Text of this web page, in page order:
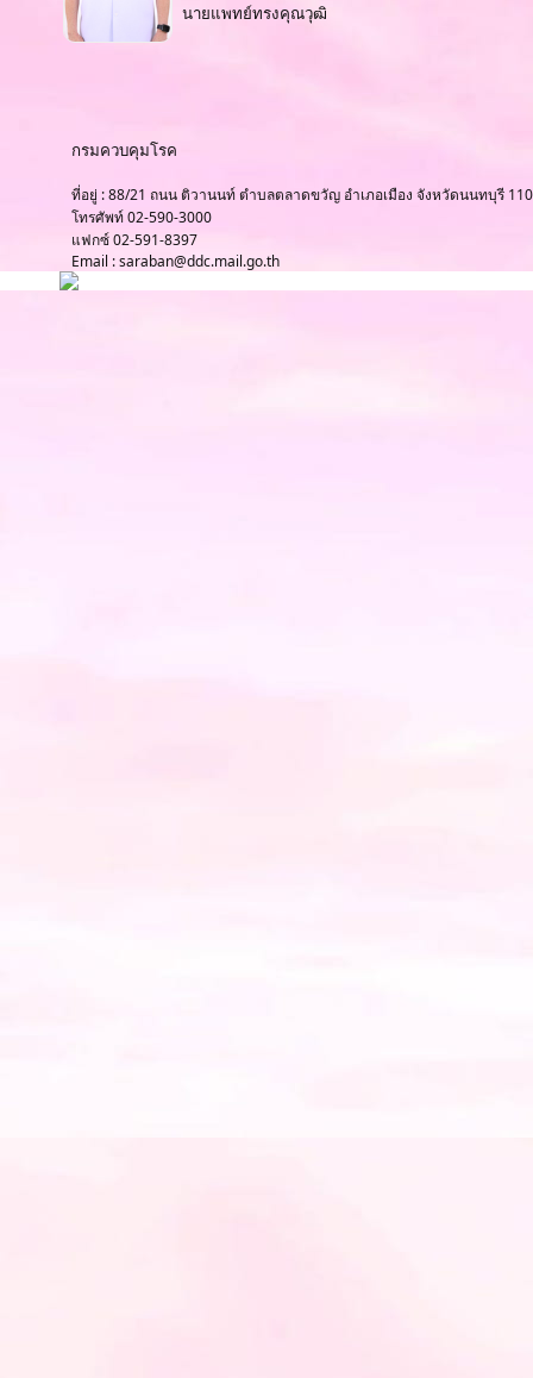
นายแพทย์ทรงคุณวุฒิ
กรมควบคุมโรค
ที่อยู่ : 88/21 ถนน ติวานนท์ ตำบลตลาดขวัญ อำเภอเมือง จังหวัดนนทบุรี
โทรศัพท์ 02-590-3000
แฟกซ์ 02-591-8397
Email : saraban@ddc.mail.go.th